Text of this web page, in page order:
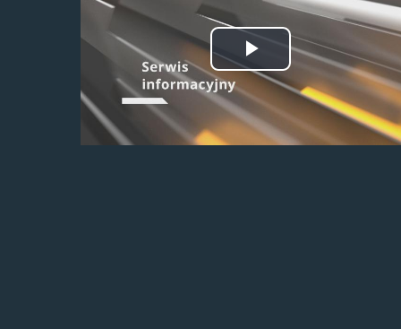
Odtwórz
wideo